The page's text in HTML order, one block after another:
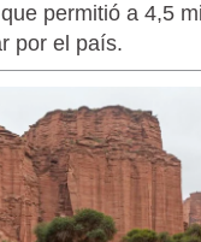
permitió a 4,5
por el país.